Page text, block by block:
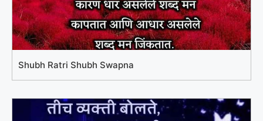
Shubh Ratri Shubh Swapna